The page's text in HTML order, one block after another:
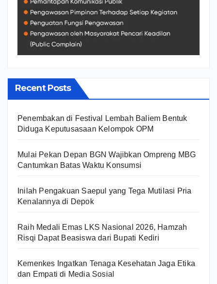
Recent Posts
Penembakan di Festival Lembah Baliem Bentuk
Diduga Keputusasaan Kelompok OPM
Mulai Pekan Depan BGN Wajibkan Ompreng MBG
Cantumkan Batas Waktu Konsumsi
Inilah Pengakuan Saepul yang Tega Mutilasi Pria
Kenalannya di Depok
Raih Medali Emas LKS Nasional 2026, Hamzah
Risqi Dapat Beasiswa dari Bupati Kediri
Kemenkes Ingatkan Tenaga Kesehatan Jaga Etika
dan Empati di Media Sosial